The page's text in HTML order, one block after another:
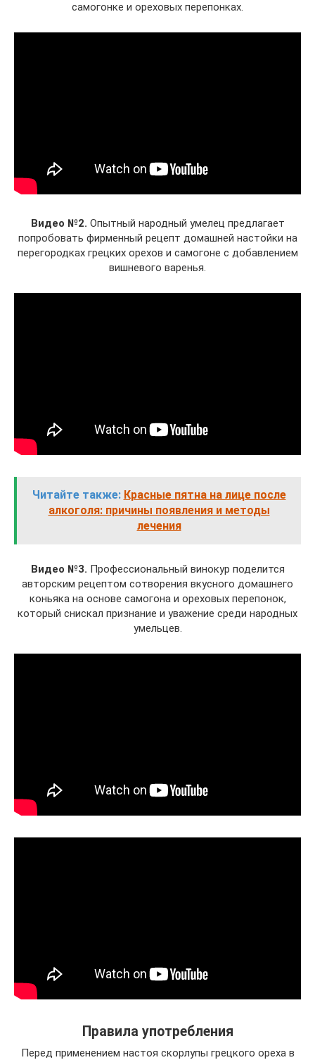
самогонке и ореховых перепонках.
Видео №2. Опытный народный умелец предлагает
попробовать фирменный рецепт домашней настойки на
перегородках грецких орехов и самогоне с добавлением
вишневого варенья.
Читайте также: Красные пятна на лице после
алкоголя: причины появления и методы
лечения
Видео №3. Профессиональный винокур поделится
авторским рецептом сотворения вкусного домашнего
коньяка на основе самогона и ореховых перепонок,
который снискал признание и уважение среди народных
умельцев.
Правила употребления
Перед применением настоя скорлупы грецкого ореха в